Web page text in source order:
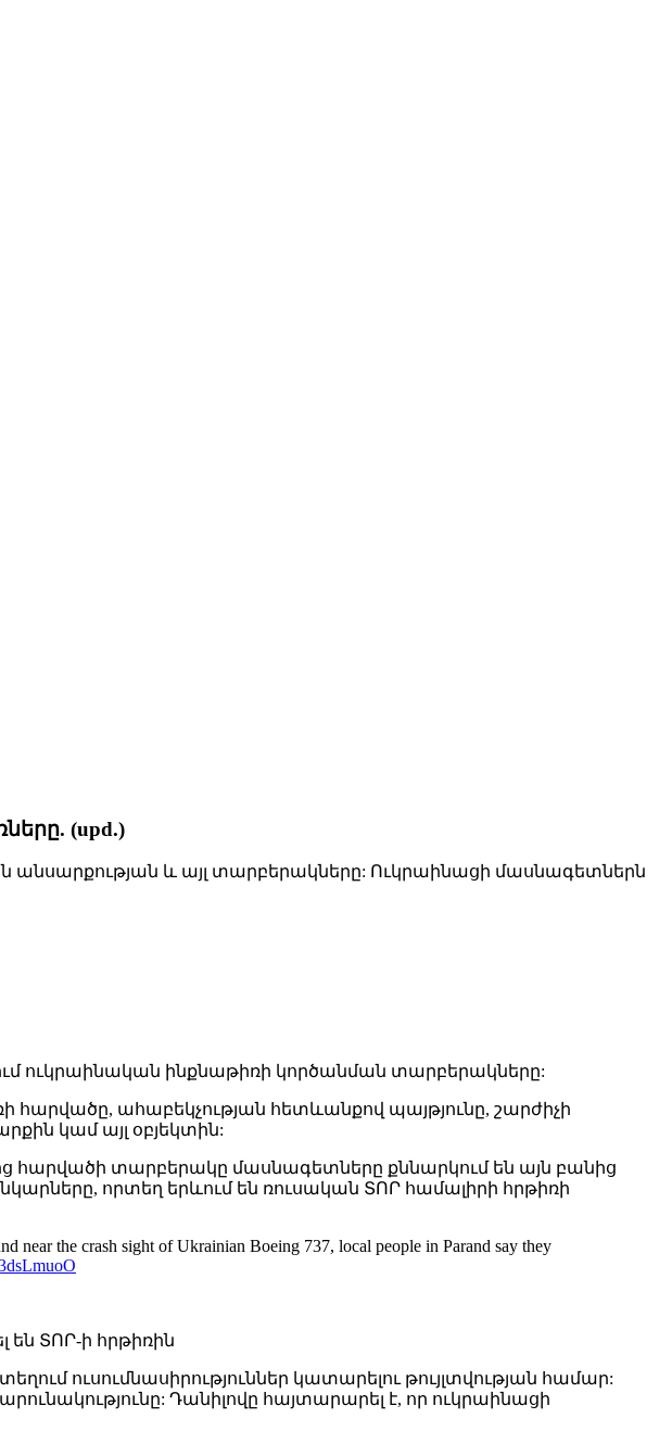
(upd.)
անսարքության և այլ տարբերակները: Ուկրաինացի մասնագետներն
ուկրաինական ինքնաթիռի կործանման տարբերակները:
ահաբեկչության հետևանքով պայթյունը, շարժիչի
կամ այլ օբյեկտին:
հարվածի տարբերակը մասնագետները քննարկում են այն բանից
որտեղ երևում են ռուսական ՏՈՐ համալիրի հրթիռի
near the crash sight of Ukrainian Boeing 737, local people in Parand say they
ՏՈՐ-ի հրթիռին
ուսումնասիրություններ կատարելու թույլտվության համար:
Դանիլովը հայտարարել է, որ ուկրաինացի